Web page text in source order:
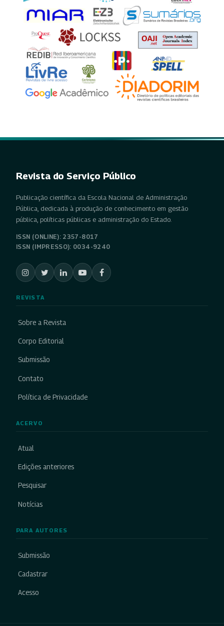
Revista do Serviço Público
Publicação científica da Escola Nacional de Administração
Pública, dedicada à produção de conhecimento em gestão
pública, políticas públicas e administração do Estado.
ISSN (ONLINE): 2357-8017
ISSN (IMPRESSO): 0034-9240
REVISTA
Sobre a Revista
Corpo Editorial
Submissão
Contato
Política de Privacidade
ACERVO
Atual
Edições anteriores
Pesquisar
Notícias
PARA AUTORES
Submissão
Cadastrar
Acesso